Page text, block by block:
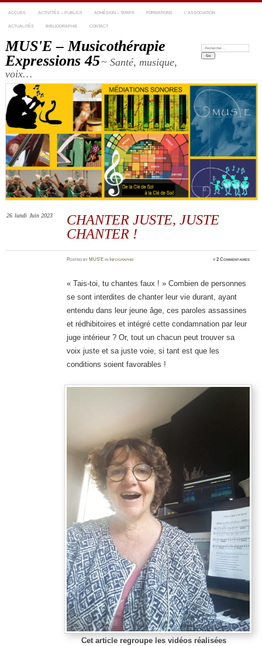
ACCUEIL ACTIVITÉS – PUBLICS ADHÉSION – TARIFS FORMATIONS L’ASSOCIATION
ACTUALITÉS BIBLIOGRAPHIE CONTACT
MUS'E – Musicothérapie
Expressions 45~ Santé, musique,
voix…
Recherche:
CHANTER JUSTE, JUSTE
CHANTER !
26 lundi Juin 2023
PostedbyMUS'E inInfographie ≈2 Commentaires
« Tais-toi, tu chantes faux ! » Combien de personnes
se sont interdites de chanter leur vie durant, ayant
entendu dans leur jeune âge, ces paroles assassines
et rédhibitoires et intégré cette condamnation par leur
juge intérieur ? Or, tout un chacun peut trouver sa
voix juste et sa juste voie, si tant est que les
conditions soient favorables !
Cet article regroupe les vidéos réalisées